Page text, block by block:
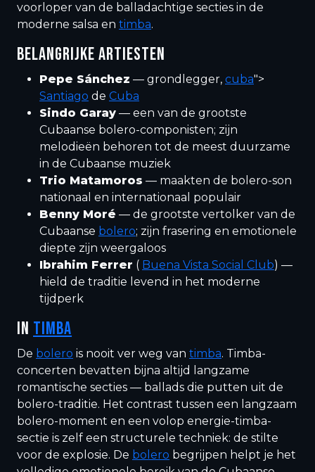
voorloper van de balladachtige secties in de
moderne salsa en timba.
BELANGRIJKE ARTIESTEN
Pepe Sánchez — grondlegger, cuba">
Santiago de Cuba
Sindo Garay — een van de grootste
Cubaanse bolero-componisten; zijn
melodieën behoren tot de meest duurzame
in de Cubaanse muziek
Trio Matamoros — maakten de bolero-son
nationaal en internationaal populair
Benny Moré — de grootste vertolker van de
Cubaanse bolero; zijn frasering en emotionele
diepte zijn weergaloos
Ibrahim Ferrer ( Buena Vista Social Club) —
hield de traditie levend in het moderne
tijdperk
IN TIMBA
De bolero is nooit ver weg van timba. Timba-
concerten bevatten bijna altijd langzame
romantische secties — ballads die putten uit de
bolero-traditie. Het contrast tussen een langzaam
bolero-moment en een volop energie-timba-
sectie is zelf een structurele techniek: de stilte
voor de explosie. De bolero begrijpen helpt je het